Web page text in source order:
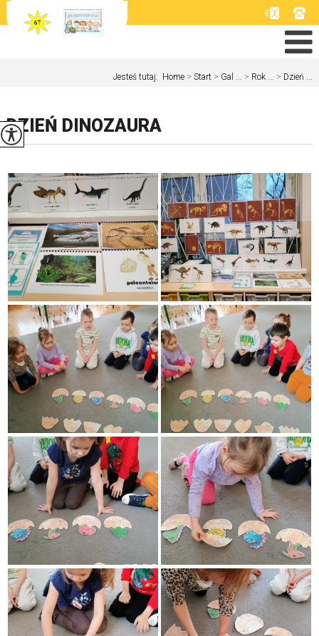
Jesteś tutaj: Home > Start > Gal ... > Rok ... > Dzień ...
DZIEŃ DINOZAURA